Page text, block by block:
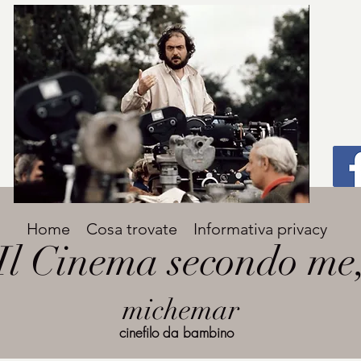
Titolo
grande
Avenir Light una delle font preferite dai
designer. Facile da leggere, viene
utilizzata per titoli e paragrafi.
Cinema secondo
michemar
Home Cosa trovate Informativa privacy
cinefilo da bambino